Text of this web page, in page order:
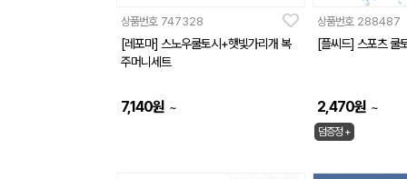
상품번호 747328
[레포마] 스노우쿨토시+햇빛가리개 복
주머니세트
7,140원 ~
상품번호 288487
[플씨드] 스포츠 쿨
2,470원 ~
덤증정 +